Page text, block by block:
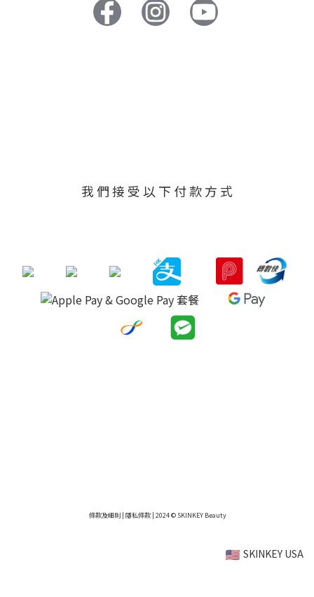
我 們 接 受 以 下 付 款 方 式
條款及細則 隱私條款 | 2024 © SKINKEY Beauty
SKINKEY USA